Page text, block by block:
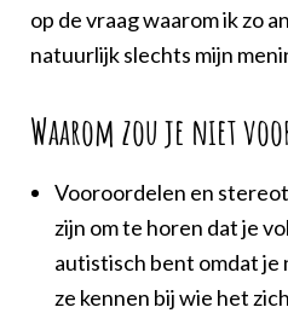
op de vraag waarom ik zo
natuurlijk slechts mijn
Waarom zou je niet
Vooroordelen en
zijn om te horen dat je
autistisch bent omdat je
ze kennen bij wie het